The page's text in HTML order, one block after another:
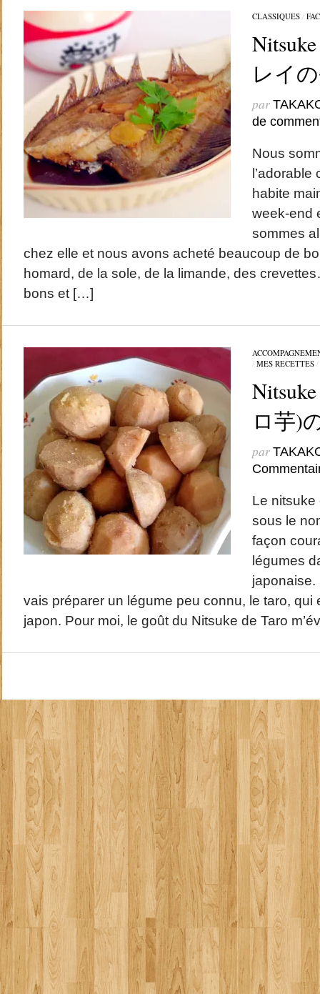
CLASSIQUES/
レイ
par
de
Nous
habite
week-end
sommes
chez elle et nous avons acheté beaucoup de
homard, de la sole, de la limande, des
bons et […]
/ MES RECETTES/
ロ芋)
par
Le nitsuke
sous le
façon
légumes
japonaise.
vais préparer un légume peu connu, le taro, qui
japon. Pour moi, le goût du Nitsuke de Taro